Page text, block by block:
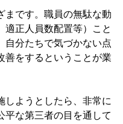
まです。職員の無駄な動
適正人員数配置等）こと
自分たちで気づかない点
善をするということが業
しようとしたら、非常に
平な第三者の目を通して